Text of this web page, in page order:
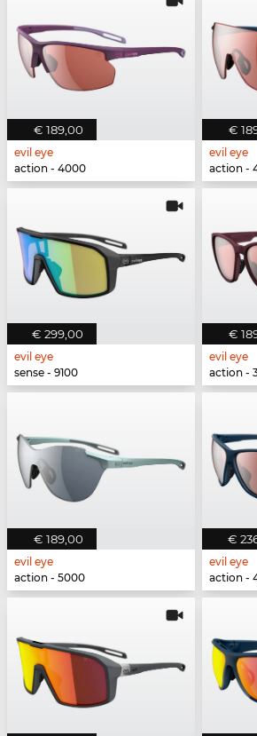
€ 189,00
evil eye
action - 4000
€
evil eye
action -
€ 299,00
evil eye
sense - 9100
€
evil eye
action -
€ 189,00
evil eye
action - 5000
€
evil eye
action -